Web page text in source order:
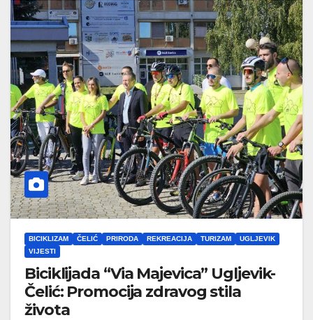
BICIKLIZAM ČELIĆ PRIRODA REKREACIJA TURIZAM
UGLJEVIK
VIJESTI
Biciklijada “Via Majevica” Ugljevik-
Čelić: Promocija zdravog stila
života